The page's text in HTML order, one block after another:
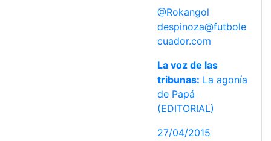
@Rokangol
despinoza@futbole
cuador.com
La voz de las
tribunas: La agonía
de Papá
(EDITORIAL)
27/04/2015